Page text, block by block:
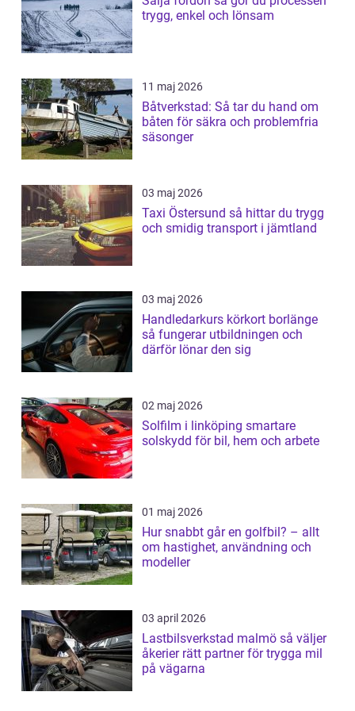
trygg, enkel och lönsam
11 maj 2026
Båtverkstad: Så tar du hand om
båten för säkra och problemfria
säsonger
03 maj 2026
Taxi Östersund så hittar du trygg
och smidig transport i jämtland
03 maj 2026
Handledarkurs körkort borlänge
så fungerar utbildningen och
därför lönar den sig
02 maj 2026
Solfilm i linköping smartare
solskydd för bil, hem och arbete
01 maj 2026
Hur snabbt går en golfbil? – allt
om hastighet, användning och
modeller
03 april 2026
Lastbilsverkstad malmö så väljer
åkerier rätt partner för trygga mil
på vägarna